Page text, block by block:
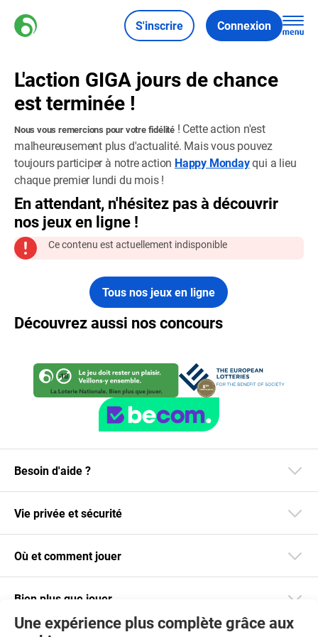
S'inscrire Connexion
L'action GIGA jours de chance
est terminée !
Nous vous remercions pour votre fidélité ! Cette action n'est
malheureusement plus d'actualité. Mais vous pouvez
toujours participer à notre action Happy Mondayqui a lieu
chaque premier lundi du mois !
En attendant, n'hésitez pas à découvrir
nos jeux en ligne !
Ce contenu est actuellement indisponible
Tous nos jeux en ligne
Découvrez aussi nos concours
Une expérience plus complète grâce aux
Besoin d'aide ?
Vie privée et sécurité
Où et comment jouer
Bien plus que jouer